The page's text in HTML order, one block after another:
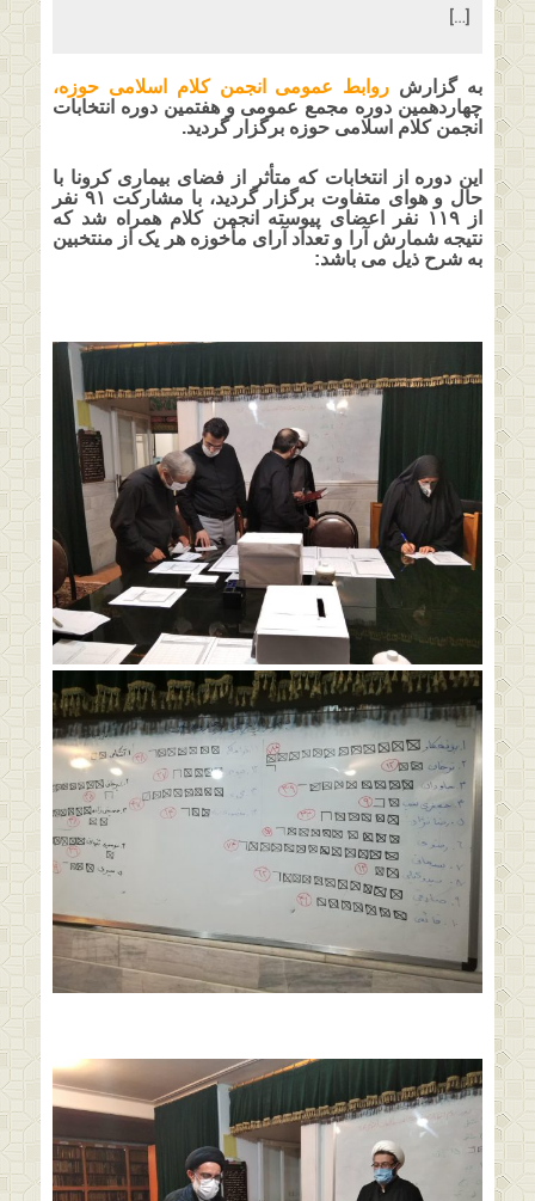
[…]
به گزارش روابط عمومی انجمن کلام اسلامی حوزه،
چهاردهمین دوره مجمع عمومی و هفتمین دوره انتخابات
انجمن کلام اسلامی حوزه برگزار گردید.
این دوره از انتخابات که متأثر از فضای بیماری کرونا با
حال و هوای متفاوت برگزار گردید، با مشارکت ۹۱ نفر
از ۱۱۹ نفر اعضای پیوسته انجمن کلام همراه شد که
نتیجه شمارش آرا و تعداد آرای مأخوزه هر یک از منتخبین
به شرح ذیل می باشد: